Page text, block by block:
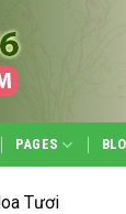
PAGES
Tươi